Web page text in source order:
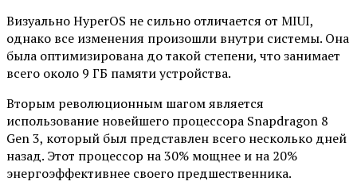
Визуально HyperOS не сильно отличается от MIUI,
однако все изменения произошли внутри системы. Она
была оптимизирована до такой степени, что занимает
всего около 9 ГБ памяти устройства.
Вторым революционным шагом является
использование новейшего процессора Snapdragon 8
Gen 3, который был представлен всего несколько дней
назад. Этот процессор на 30% мощнее и на 20%
энергоэффективнее своего предшественника.